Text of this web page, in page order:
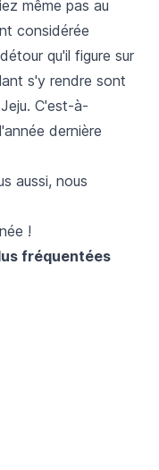
même pas au
considérée
qu'il figure sur
s'y rendre sont
C'est-à-
dernière
aussi, nous
!
fréquentées